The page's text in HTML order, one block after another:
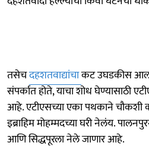
तसेचदहशतवाद्यांचाकट उघडकीस
संपर्कात होते, याचा शोध घेण्यासाठी
आहे. एटीएसच्या एका पथकाने चौकशी
इब्राहिम मोहम्मदच्या घरी नेलंय.
आणि सिद्धपूरला नेले जाणार आहे.